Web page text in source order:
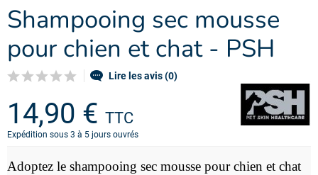
Shampooing sec mousse
pour chien et chat - PSH
Lire les avis (0)
14,90 € TTC
Expédition sous 3 à 5 jours ouvrés
Adoptez le shampooing sec mousse pour chien et chat